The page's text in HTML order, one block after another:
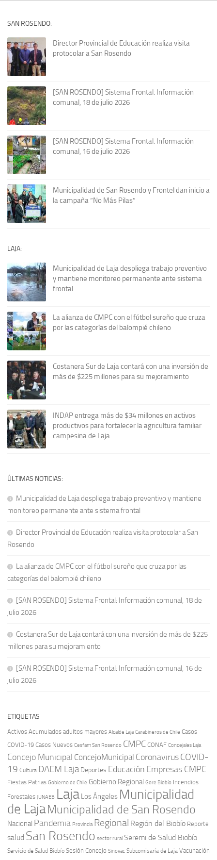
SAN ROSENDO:
Director Provincial de Educación realiza visita
protocolar a San Rosendo
[SAN ROSENDO] Sistema Frontal: Información
comunal, 18 de julio 2026
[SAN ROSENDO] Sistema Frontal: Información
comunal, 16 de julio 2026
Municipalidad de San Rosendo y Frontel dan inicio a
la campaña “No Más Pilas”
LAJA:
Municipalidad de Laja despliega trabajo preventivo
y mantiene monitoreo permanente ante sistema
frontal
La alianza de CMPC con el fútbol sureño que cruza
por las categorías del balompié chileno
Costanera Sur de Laja contará con una inversión de
más de $225 millones para su mejoramiento
INDAP entrega más de $34 millones en activos
productivos para fortalecer la agricultura familiar
campesina de Laja
ÚLTIMAS NOTICIAS:
Municipalidad de Laja despliega trabajo preventivo y mantiene
monitoreo permanente ante sistema frontal
Director Provincial de Educación realiza visita protocolar a San
Rosendo
La alianza de CMPC con el fútbol sureño que cruza por las
categorías del balompié chileno
[SAN ROSENDO] Sistema Frontal: Información comunal, 18 de
julio 2026
Costanera Sur de Laja contará con una inversión de más de $225
millones para su mejoramiento
[SAN ROSENDO] Sistema Frontal: Información comunal, 16 de
julio 2026
ETIQUETAS
Activos Acumulados adultos mayores Alcalde Laja Carabineros de Chile Casos
COVID-19 Casos Nuevos Cesfam San Rosendo CMPC CONAF Concejales Laja
Concejo Municipal ConcejoMunicipal CoronavirusCOVID-
19 Cultura DAEM Laja Deportes Educación Empresas CMPC
Fiestas Patrias Gobierno de Chile Gobierno Regional Gore Biobío Incendios
Forestales JUNAEB Laja Los Ángeles Municipalidad
de LajaMunicipalidad de San Rosendo
Nacional Pandemia Provincia Regional Región del Biobío Reporte
salud San Rosendo sector rural Seremi de Salud Biobío
Servicio de Salud Biobío Sesión Concejo Sinovac Subcomisaría de Laja Vacunación